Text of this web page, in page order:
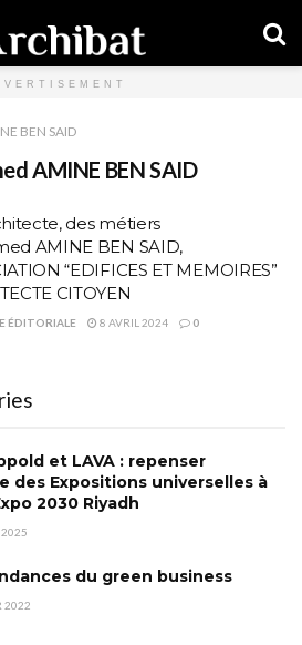
BEN SAID
AMINE BEN SAID
des métiers
AMINE BEN SAID,
“EDIFICES ET MEMOIRES”
CITOYEN
ÉDITORIALE 8 AVRIL 2024 0
et LAVA : repenser
des Expositions universelles à
2030 Riyadh
2025
du green business
2022